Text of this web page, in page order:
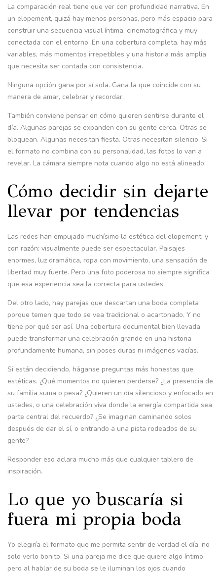
La comparación real tiene que ver con profundidad narrativa. En
un elopement, quizá hay menos personas, pero más espacio para
construir una secuencia visual íntima, cinematográfica y muy
conectada con el entorno. En una cobertura completa, hay más
variables, más momentos irrepetibles y una historia más amplia
que necesita ser contada con consistencia.
Ninguna opción gana por sí sola. Gana la que coincide con su
manera de amar, celebrar y recordar.
También conviene pensar en cómo quieren sentirse durante el
día. Algunas parejas se expanden con su gente cerca. Otras se
bloquean. Algunas necesitan fiesta. Otras necesitan silencio. Si
el formato no combina con su personalidad, las fotos lo van a
revelar. La cámara siempre nota cuando algo no está alineado.
Cómo decidir sin dejarte
llevar por tendencias
Las redes han empujado muchísimo la estética del elopement, y
con razón: visualmente puede ser espectacular. Paisajes
enormes, luz dramática, ropa con movimiento, una sensación de
libertad muy fuerte. Pero una foto poderosa no siempre significa
que esa experiencia sea la correcta para ustedes.
Del otro lado, hay parejas que descartan una boda completa
porque temen que todo se vea tradicional o acartonado. Y no
tiene por qué ser así. Una cobertura documental bien llevada
puede transformar una celebración grande en una historia
profundamente humana, sin poses duras ni imágenes vacías.
Si están decidiendo, háganse preguntas más honestas que
estéticas. ¿Qué momentos no quieren perderse? ¿La presencia de
su familia suma o pesa? ¿Quieren un día silencioso y enfocado en
ustedes, o una celebración viva donde la energía compartida sea
parte central del recuerdo? ¿Se imaginan caminando solos
después de dar el sí, o entrando a una pista rodeados de su
gente?
Responder eso aclara mucho más que cualquier tablero de
inspiración.
Lo que yo buscaría si
fuera mi propia boda
Yo elegiría el formato que me permita sentir de verdad el día, no
solo verlo bonito. Si una pareja me dice que quiere algo íntimo,
pero al hablar de su boda se le iluminan los ojos cuando